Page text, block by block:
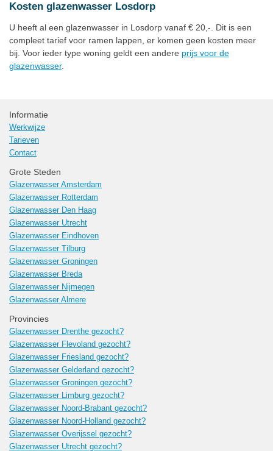
Kosten glazenwasser Losdorp
U heeft al een glazenwasser in Losdorp vanaf € 20,-. Dit is een
compleet tarief voor ramen lappen, er komen geen kosten meer
bij. Voor ieder type woning geldt een andere prijs voor de
glazenwasser.
Informatie
Werkwijze
Tarieven
Contact
Grote Steden
Glazenwasser Amsterdam
Glazenwasser Rotterdam
Glazenwasser Den Haag
Glazenwasser Utrecht
Glazenwasser Eindhoven
Glazenwasser Tilburg
Glazenwasser Groningen
Glazenwasser Breda
Glazenwasser Nijmegen
Glazenwasser Almere
Provincies
Glazenwasser Drenthe gezocht?
Glazenwasser Flevoland gezocht?
Glazenwasser Friesland gezocht?
Glazenwasser Gelderland gezocht?
Glazenwasser Groningen gezocht?
Glazenwasser Limburg gezocht?
Glazenwasser Noord-Brabant gezocht?
Glazenwasser Noord-Holland gezocht?
Glazenwasser Overijssel gezocht?
Glazenwasser Utrecht gezocht?